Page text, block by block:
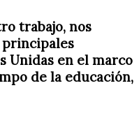
trabajo, nos
principales
Unidas en el marco
de la educación,